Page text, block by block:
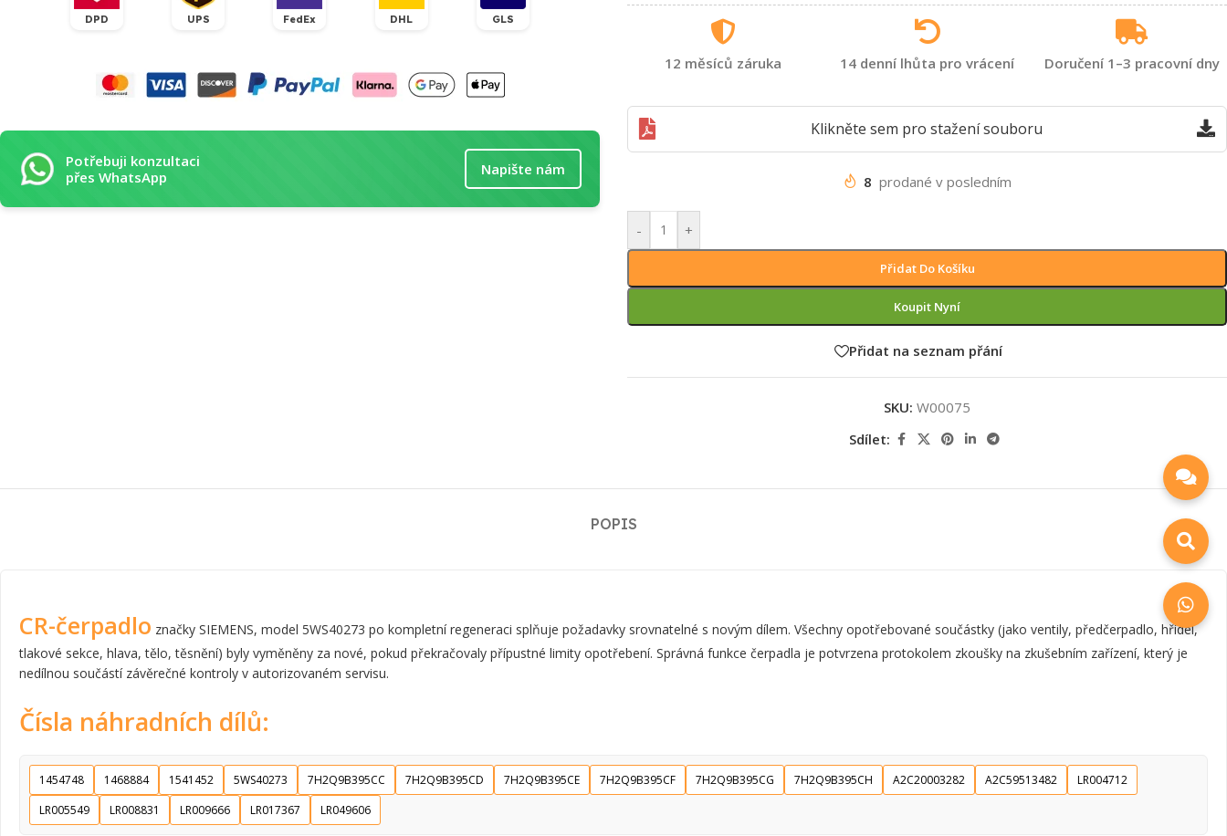
DPD UPS FedEx DHL GLS
Potřebuji konzultaci
přes WhatsApp
Napište nám
12 měsíců záruka 14 denní lhůta pro vrácení Doručení 1–3 pracovní dny
Klikněte sem pro stažení souboru
8 prodané v posledním
- +
Přidat Do Košíku
Koupit Nyní
Přidat na seznam přání
SKU: W00075
Sdílet:
POPIS
CR-čerpadlo značky SIEMENS, model 5WS40273 po kompletní regeneraci splňuje požadavky srovnatelné s novým dílem. Všechny opotřebované součástky (jako ventily, předčerpadlo, hřídel,
tlakové sekce, hlava, tělo, těsnění) byly vyměněny za nové, pokud překračovaly přípustné limity opotřebení. Správná funkce čerpadla je potvrzena protokolem zkoušky na zkušebním zařízení, který je
nedílnou součástí závěrečné kontroly v autorizovaném servisu.
Čísla náhradních dílů:
1454748 1468884 1541452 5WS40273 7H2Q9B395CC 7H2Q9B395CD 7H2Q9B395CE 7H2Q9B395CF 7H2Q9B395CG 7H2Q9B395CH A2C20003282 A2C59513482
LR004712
LR005549
LR008831 LR009666 LR017367 LR049606